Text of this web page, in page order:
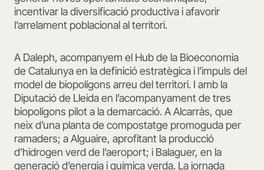
incentivar la diversificació productiva i afavorir
l’arrelament poblacional al territori.
A Daleph, acompanyem el Hub de la Bioeconomia
de Catalunya en la definició estratègica i l’impuls del
model de biopolígons arreu del territori. I amb la
Diputació de Lleida en l’acompanyament de tres
biopolígons pilot a la demarcació. A Alcarràs, que
neix d’una planta de compostatge promoguda per
ramaders; a Alguaire, aprofitant la producció
d’hidrogen verd de l’aeroport; i Balaguer, en la
generació d’energia i química verda. La jornada